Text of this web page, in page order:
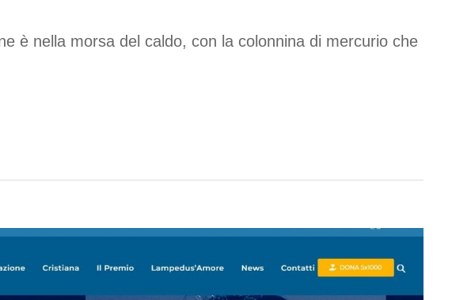
è nella morsa del caldo, con la colonnina di mercurio che